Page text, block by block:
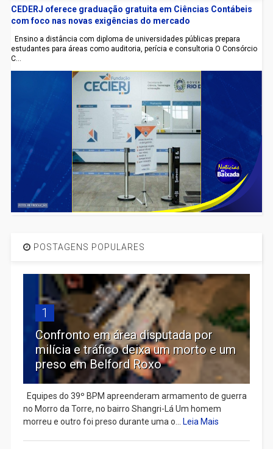
CEDERJ oferece graduação gratuita em Ciências Contábeis
com foco nas novas exigências do mercado
Ensino a distância com diploma de universidades públicas prepara
estudantes para áreas como auditoria, perícia e consultoria O Consórcio
C...
POSTAGENS POPULARES
1
Confronto em área disputada por
milícia e tráfico deixa um morto e um
preso em Belford Roxo
Equipes do 39º BPM apreenderam armamento de guerra
no Morro da Torre, no bairro Shangri-Lá Um homem
morreu e outro foi preso durante uma o...
Leia Mais